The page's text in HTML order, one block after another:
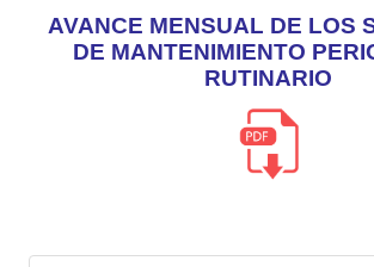
AVANCE MENSUAL DE LOS
DE MANTENIMIENTO
RUTINARIO